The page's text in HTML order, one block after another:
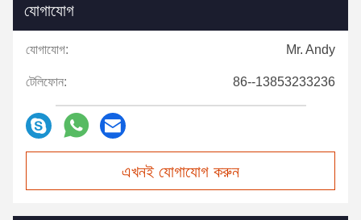
যোগাযোগ
যোগাযোগ: Mr. Andy
টেলিফোন: 86--13853233236
এখনই যোগাযোগ করুন